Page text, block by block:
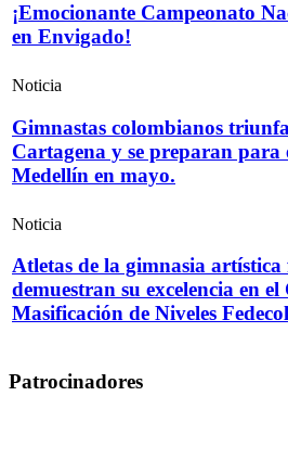
¡Emocionante Campeonato
en Envigado!
Noticia
Gimnastas colombianos
Cartagena y se preparan para
Medellín en mayo.
Noticia
Atletas de la gimnasia artística
demuestran su excelencia en
Masificación de Niveles
Patrocinadores